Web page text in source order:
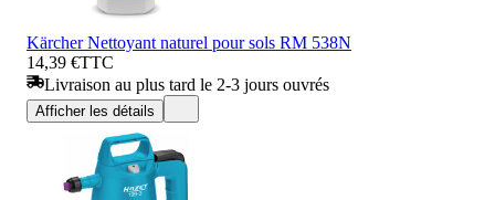
Kärcher Nettoyant naturel pour sols RM 538N
14,39 €TTC
Livraison au plus tard le 2-3 jours ouvrés
Afficher les détails